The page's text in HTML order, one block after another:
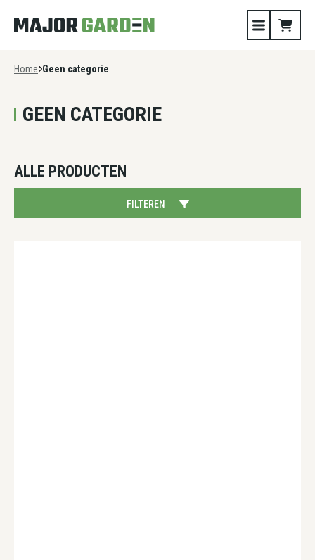
Home Geen categorie
GEEN CATEGORIE
ALLE PRODUCTEN
FILTEREN